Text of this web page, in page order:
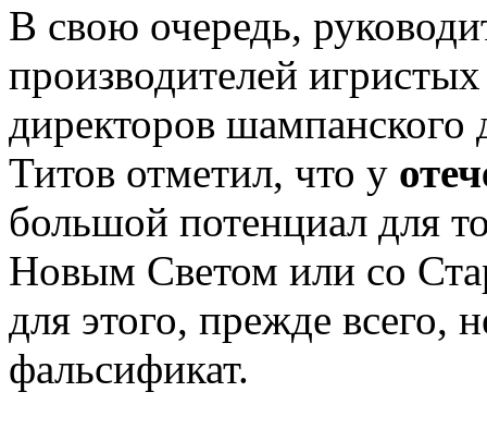
В свою очередь,
производителей
директоров
Титов отметил, что у
большой потенциал для
Новым Светом или со
для этого, прежде всего,
фальсификат.